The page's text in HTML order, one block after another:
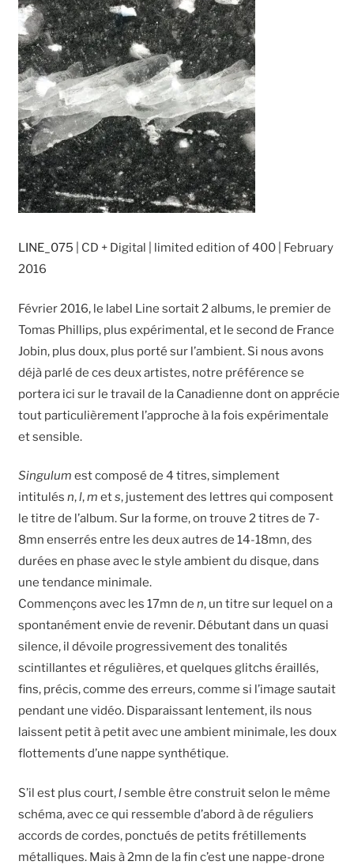
LINE_075 | CD + Digital | limited edition of 400 | February
2016
Février 2016, le label Line sortait 2 albums, le premier de
Tomas Phillips, plus expérimental, et le second de France
Jobin, plus doux, plus porté sur l’ambient. Si nous avons
déjà parlé de ces deux artistes, notre préférence se
portera ici sur le travail de la Canadienne dont on apprécie
tout particulièrement l’approche à la fois expérimentale
et sensible.
Singulum est composé de 4 titres, simplement
intitulésn,l,m ets, justement des lettres qui composent
le titre de l’album. Sur la forme, on trouve 2 titres de 7-
8mn enserrés entre les deux autres de 14-18mn, des
durées en phase avec le style ambient du disque, dans
une tendance minimale.
Commençons avec les 17mn den, un titre sur lequel on a
spontanément envie de revenir. Débutant dans un quasi
silence, il dévoile progressivement des tonalités
scintillantes et régulières, et quelques glitchs éraillés,
fins, précis, comme des erreurs, comme si l’image sautait
pendant une vidéo. Disparaissant lentement, ils nous
laissent petit à petit avec une ambient minimale, les doux
flottements d’une nappe synthétique.
S’il est plus court,lsemble être construit selon le même
schéma, avec ce qui ressemble d’abord à de réguliers
accords de cordes, ponctués de petits frétillements
métalliques. Mais à 2mn de la fin c’est une nappe-drone